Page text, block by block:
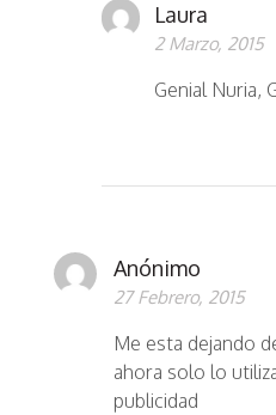
Laura
2 Marzo, 2015
Genial Nuria,
Anónimo
27 Febrero, 2015
Me esta dejando
ahora solo lo
publicidad